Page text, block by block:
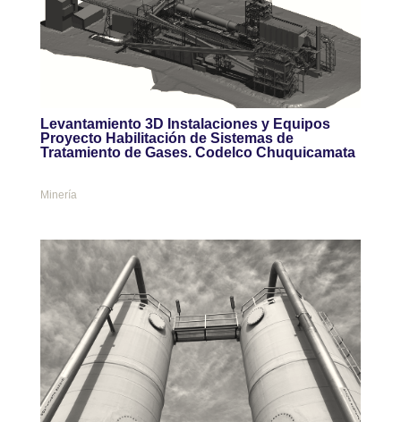
Levantamiento 3D Instalaciones y Equipos
Proyecto Habilitación de Sistemas de
Tratamiento de Gases. Codelco Chuquicamata
Minería